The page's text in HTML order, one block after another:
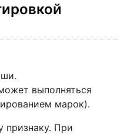
выполняться
марок).
признаку. При